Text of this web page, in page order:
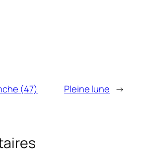
(47) Pleine lune →